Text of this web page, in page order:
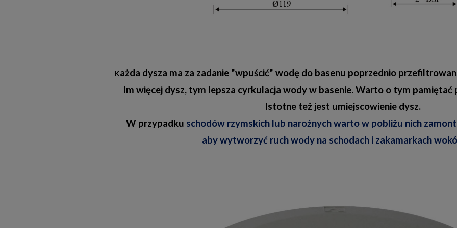
Każda dysza ma za zadanie "wpuścić" wodę do basenu poprzednio
Im więcej dysz, tym lepsza cyrkulacja wody w basenie. Warto o tym pamiętać
Istotne też jest umiejscowienie dysz.
W przypadku schodów rzymskich lub narożnych warto w pobliżu nich
aby wytworzyć ruch wody na schodach i zakamarkach